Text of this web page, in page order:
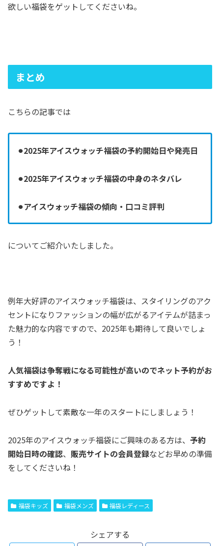
欲しい福袋をゲットしてくださいね。
まとめ
こちらの記事では
⚫︎2025年アイスウォッチ福袋の予約開始日や発売日
⚫︎2025年アイスウォッチ福袋の中身のネタバレ
⚫︎アイスウォッチ福袋の傾向・口コミ評判
についてご紹介いたしました。
例年大好評のアイスウォッチ福袋は、スタイリングのアク
セントになりファッションの幅が広がるアイテムが詰まっ
た魅力的な内容ですので、2025年も期待して良いでしょ
う！
人気福袋は争奪戦になる可能性が高いのでネット予約がお
すすめですよ！
ぜひゲットして素敵な一年のスタートにしましょう！
2025年のアイスウォッチ福袋にご興味のある方は、 予約
開始日時の確認、 販売サイトの会員登録などお早めの準備
をしてくださいね！
福袋キッズ 福袋メンズ 福袋レディース
シェアする